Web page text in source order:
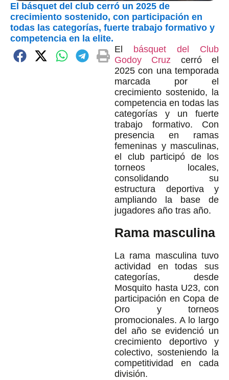
El básquet del club cerró un 2025 de
crecimiento sostenido, con participación en
todas las categorías, fuerte trabajo formativo y
competencia en la elite.
El básquet del Club
Godoy Cruz cerró el
2025 con una temporada
marcada por el
crecimiento sostenido, la
competencia en todas las
categorías y un fuerte
trabajo formativo. Con
presencia en ramas
femeninas y masculinas,
el club participó de los
torneos locales,
consolidando su
estructura deportiva y
ampliando la base de
jugadores año tras año.
Rama masculina
La rama masculina tuvo
actividad en todas sus
categorías, desde
Mosquito hasta U23, con
participación en Copa de
Oro y torneos
promocionales. A lo largo
del año se evidenció un
crecimiento deportivo y
colectivo, sosteniendo la
competitividad en cada
división.